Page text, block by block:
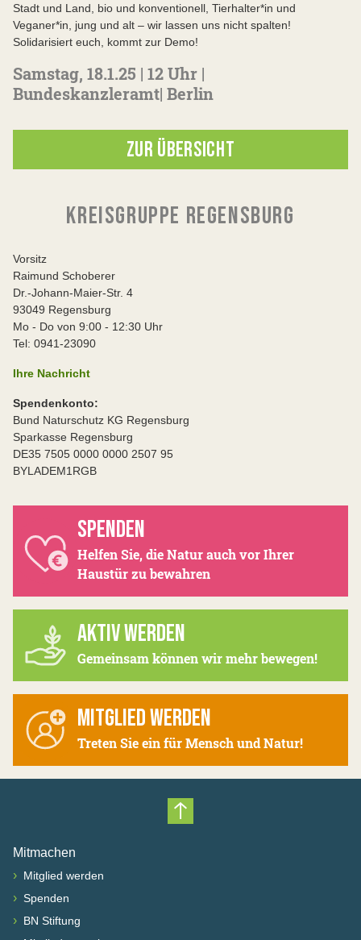
Stadt und Land, bio und konventionell, Tierhalter*in und
Veganer*in, jung und alt – wir lassen uns nicht spalten!
Solidarisiert euch, kommt zur Demo!
Samstag, 18.1.25 | 12 Uhr |
Bundeskanzleramt| Berlin
ZUR ÜBERSICHT
KREISGRUPPE REGENSBURG
Vorsitz
Raimund Schoberer
Dr.-Johann-Maier-Str. 4
93049 Regensburg
Mo - Do von 9:00 - 12:30 Uhr
Tel: 0941-23090
Ihre Nachricht
Spendenkonto:
Bund Naturschutz KG Regensburg
Sparkasse Regensburg
DE35 7505 0000 0000 2507 95
BYLADEM1RGB
SPENDEN
Helfen Sie, die Natur auch vor Ihrer
Haustür zu bewahren
AKTIV WERDEN
Gemeinsam können wir mehr bewegen!
MITGLIED WERDEN
Treten Sie ein für Mensch und Natur!
Nach oben scrollen
Mitmachen
› Mitglied werden
› Spenden
› BN Stiftung